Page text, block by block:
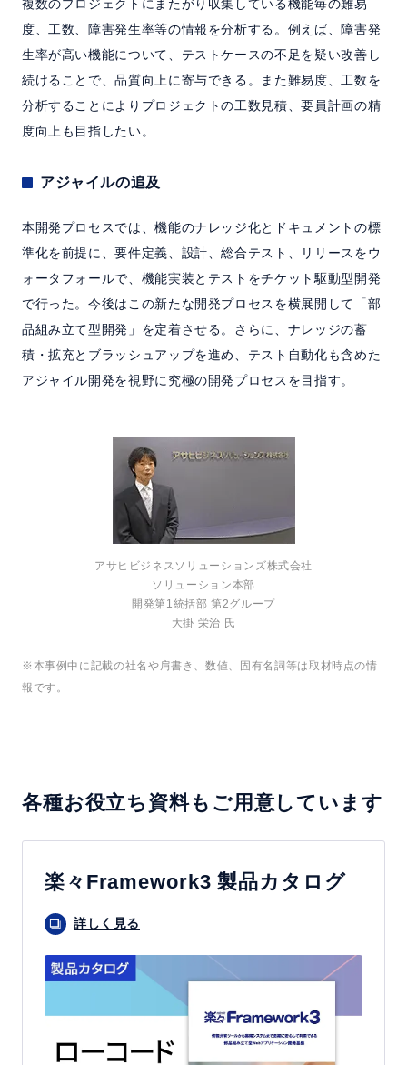
複数のプロジェクトにまたがり収集している機能毎の難易
度、工数、障害発生率等の情報を分析する。例えば、障害発
生率が高い機能について、テストケースの不足を疑い改善し
続けることで、品質向上に寄与できる。また難易度、工数を
分析することによりプロジェクトの工数見積、要員計画の精
度向上も目指したい。
アジャイルの追及
本開発プロセスでは、機能のナレッジ化とドキュメントの標
準化を前提に、要件定義、設計、総合テスト、リリースをウ
ォータフォールで、機能実装とテストをチケット駆動型開発
で行った。今後はこの新たな開発プロセスを横展開して「部
品組み立て型開発」を定着させる。さらに、ナレッジの蓄
積・拡充とブラッシュアップを進め、テスト自動化も含めた
アジャイル開発を視野に究極の開発プロセスを目指す。
アサヒビジネスソリューションズ株式会社
ソリューション本部
開発第1統括部 第2グループ
大掛 栄治 氏
※本事例中に記載の社名や肩書き、数値、固有名詞等は取材時点の情
報です。
各種お役立ち資料もご用意しています
楽々Framework3 製品カタログ
詳しく見る